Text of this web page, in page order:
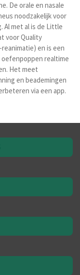
De orale en nasale
noodzakelijk voor
Al met al is de Little
voorQuality
en is een
oefenpoppen realtime
Het meet
en beademingen
via een app.